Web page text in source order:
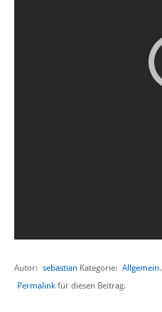
Autor: sebastian Kategorie: Allgemein.
Permalink für diesen Beitrag.